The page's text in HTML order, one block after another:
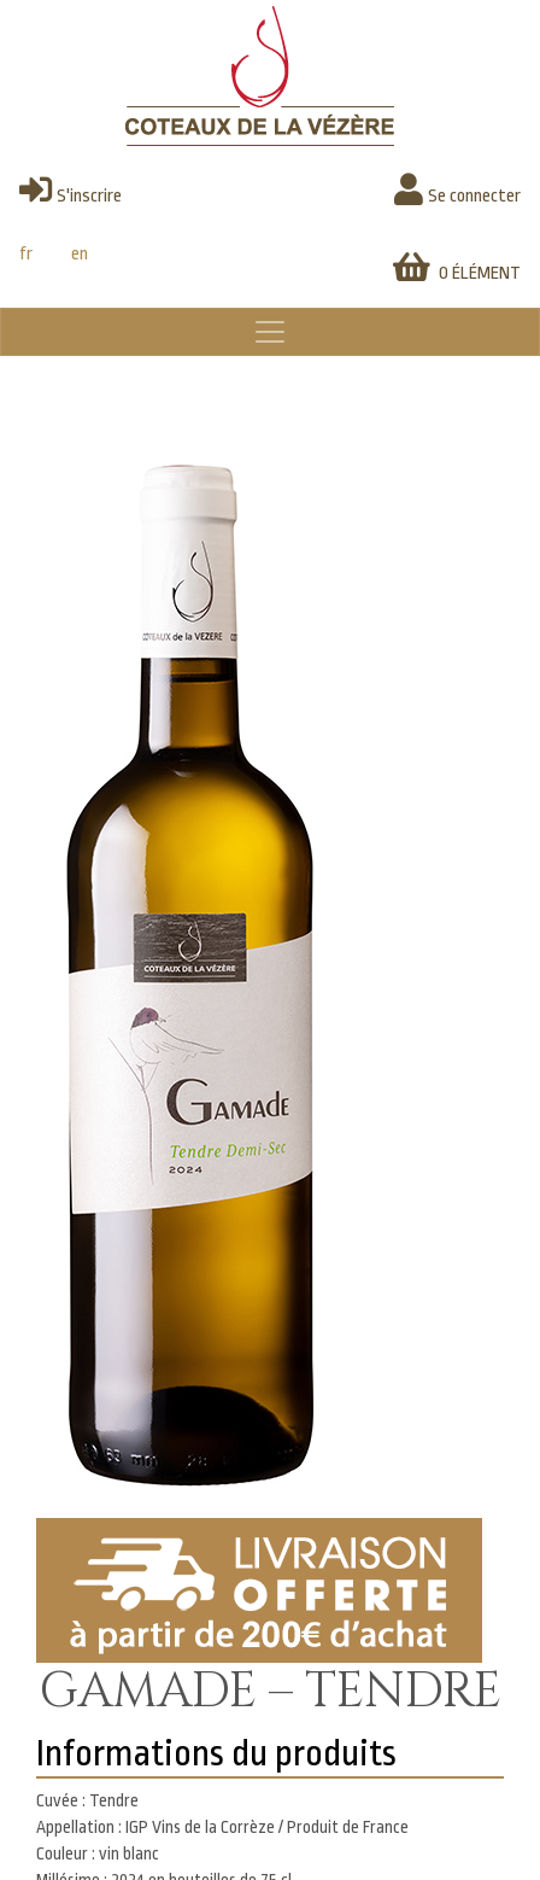
Aller
au
contenu
principal
S'inscrire Se connecter
fr
en
0 ÉLÉMENT
GAMADE – TENDRE
Informations du produits
Body
Cuvée : Tendre
Appellation : IGP Vins de la Corrèze / Produit de France
Couleur : vin blanc